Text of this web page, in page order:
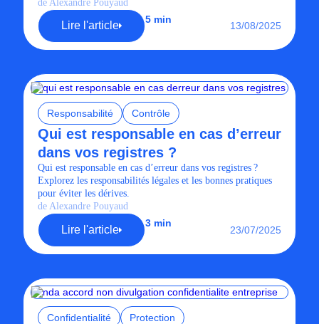
de Alexandre Pouyaud
Lire l'article
5 min
13/08/2025
Responsabilité Contrôle
Qui est responsable en cas d’erreur
dans vos registres ?
Qui est responsable en cas d’erreur dans vos registres ?
Explorez les responsabilités légales et les bonnes pratiques
pour éviter les dérives.
de Alexandre Pouyaud
Lire l'article
3 min
23/07/2025
Confidentialité Protection